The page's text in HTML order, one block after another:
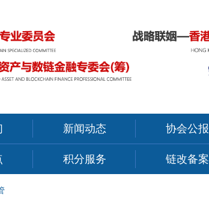
新闻动态 协会公报
积分服务 链改备案